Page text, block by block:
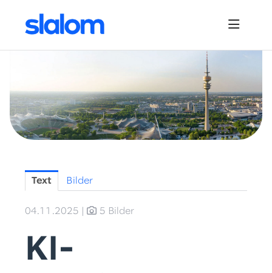
Downloads
Bildmaterial
Text Bilder
04.11.2025 5 Bilder
KI-